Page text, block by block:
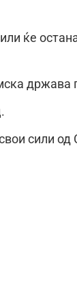
ќе
држава
сили од